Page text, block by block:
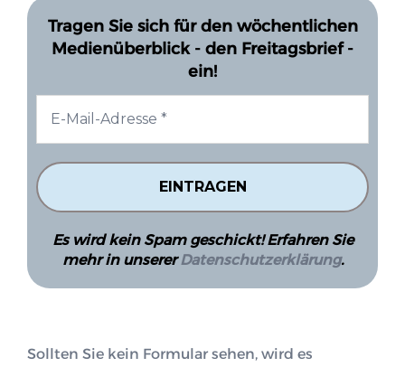
Tragen Sie sich für den wöchentlichen
Medienüberblick - den Freitagsbrief -
ein!
Es wird kein Spam geschickt! Erfahren Sie
mehr in unsererDatenschutzerklärung.
Sollten Sie kein Formular sehen, wird es